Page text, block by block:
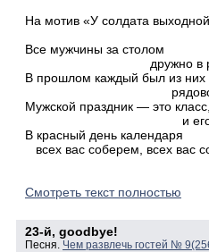
На мотив «У солдата
Все мужчины за столом
дружно в ряд
В прошлом каждый был из них
рядовой
Мужской праздник — это класс
и его мы
В красный день календаря
всех вас соберем, всех вас
Смотреть текст полностью
23-й, goodbye!
Песня. Чем развлечь гостей №